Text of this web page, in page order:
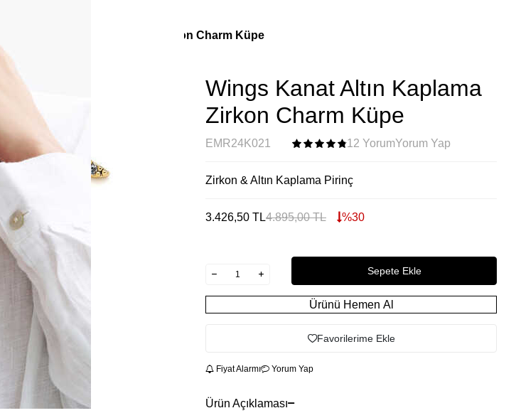
Wings Kanat Altın Kaplama Zirkon Charm Küpe
Wings Kanat Altın Kaplama
Zirkon Charm Küpe
EMR24K021 12 YorumYorum Yap
Zirkon & Altın Kaplama Pirinç
3.426,50 TL4.895,00TL %30
Sepete Ekle
Ürünü Hemen Al
Favorilerime Ekle
Fiyat Alarmı Yorum Yap
Ürün Açıklaması